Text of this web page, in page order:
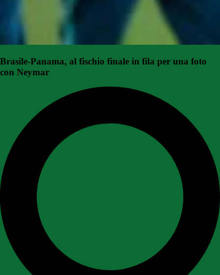
Brasile-Panama, al fischio finale in fila per una foto
con Neymar